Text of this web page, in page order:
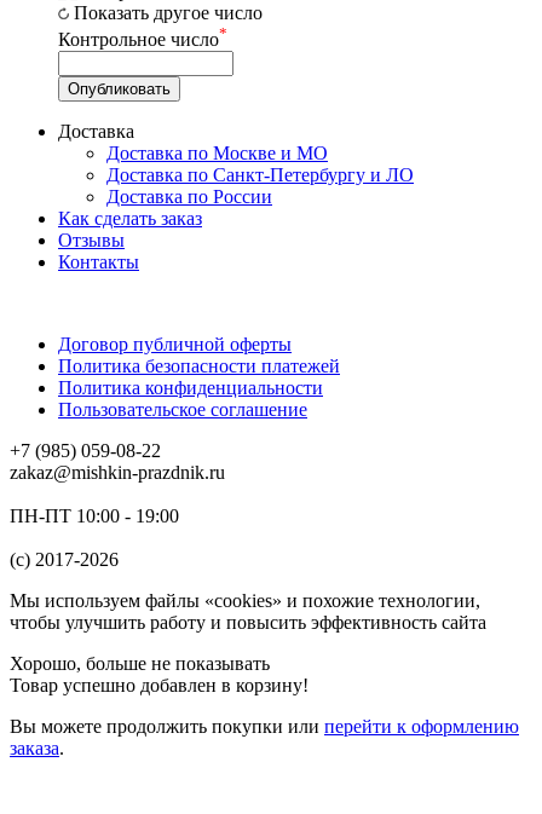
Показать другое число
Контрольное число*
Доставка
Доставка по Москве и МО
Доставка по Санкт-Петербургу и ЛО
Доставка по России
Как сделать заказ
Отзывы
Контакты
Договор публичной оферты
Политика безопасности платежей
Политика конфиденциальности
Пользовательское соглашение
+7 (985) 059-08-22
zakaz@mishkin-prazdnik.ru
ПН-ПТ 10:00 - 19:00
(c) 2017-2026
Мы используем файлы «cookies» и похожие технологии,
чтобы улучшить работу и повысить эффективность сайта
Хорошо, больше не показывать
Товар успешно добавлен в корзину!
Вы можете продолжить покупки или перейти к оформлению
заказа.